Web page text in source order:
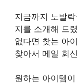
지금까지 노발
지를 소개해 드
없다면 찾는 아
찾아서 메일 회
원하는 아이템